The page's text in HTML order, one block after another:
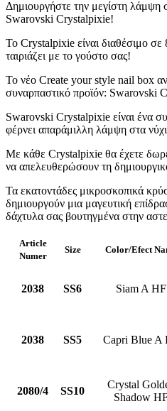
Δημιουργήστε την μεγίστη λάμψη
Swarovski Crystalpixie!
Το Crystalpixie είναι διαθέσιμο
ταιριάζει με το γούστο σας!
Το νέο Create your style nail box
συναρπαστικό προϊόν: Swarovski
Swarovski Crystalpixie είναι ένα
φέρνει απαράμιλλη λάμψη στα
Με κάθε Crystalpixie θα έχετε
να απελευθερώσουν τη
Τα εκατοντάδες μικροσκοπικά
δημιουργούν μια μαγευτική
δάχτυλα σας βουτηγμένα στην
Article
Numer
Size Color/Efect
2038 SS6 Siam A HF
2038 SS5 Capri Blue A
2080/4 SS10
Crystal
Shadow